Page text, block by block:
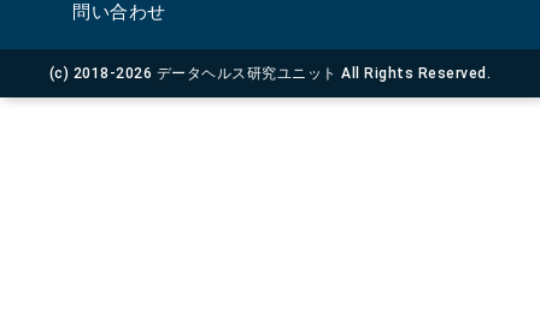
問い合わせ
(c) 2018-2026 データヘルス研究ユニット All Rights Reserved.